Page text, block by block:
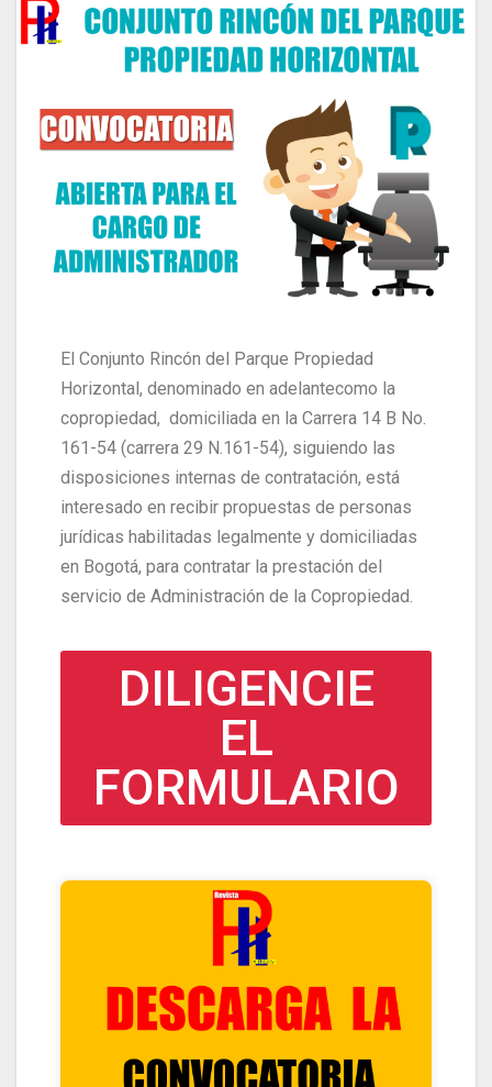
El Conjunto Rincón del Parque Propiedad
Horizontal, denominado en adelantecomo la
copropiedad, domiciliada en la Carrera 14 B No.
161-54 (carrera 29 N.161-54), siguiendo las
disposiciones internas de contratación, está
interesado en recibir propuestas de personas
jurídicas habilitadas legalmente y domiciliadas
en Bogotá, para contratar la prestación del
servicio de Administración de la Copropiedad.
DILIGENCIE
EL
FORMULARIO
HACIENDO CLIK ACA